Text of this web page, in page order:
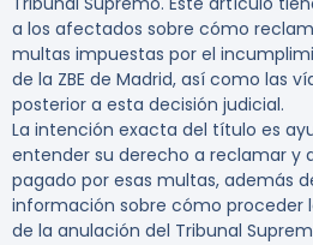
a los afectados sobre cómo
multas impuestas por el
de la ZBE de Madrid, así como las
posterior a esta decisión judicial.
La intención exacta del título es
entender su derecho a reclamar y
pagado por esas multas, además
información sobre cómo proceder
de la anulación del Tribunal